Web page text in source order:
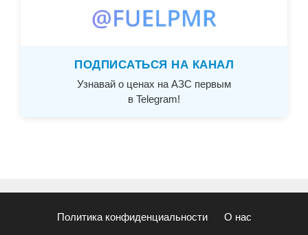
ПОДПИСАТЬСЯ НА КАНАЛ
Узнавай о ценах на АЗС первым
в Telegram!
Политика конфиденциальности О нас